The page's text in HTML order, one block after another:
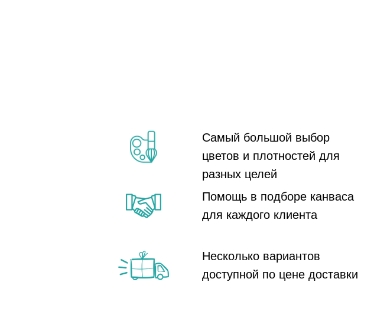
Самый большой выбор
цветов и плотностей для
разных целей
Помощь в подборе канваса
для каждого клиента
Несколько вариантов
доступной по цене доставки